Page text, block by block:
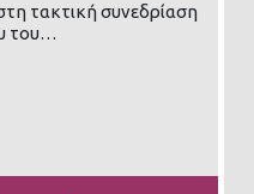
τακτική συνεδρίαση
του…